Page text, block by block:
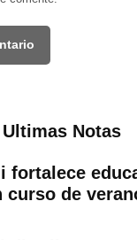
Ultimas Notas
fortalece
curso de